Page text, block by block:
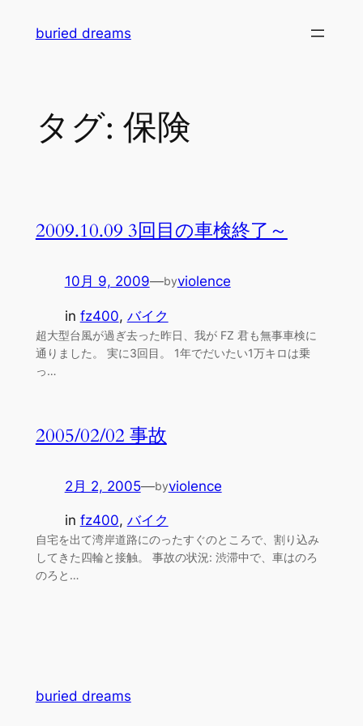
buried dreams
タグ: 保険
2009.10.09 3回目の車検終了～
10月 9, 2009—byviolence
in fz400, バイク
超大型台風が過ぎ去った昨日、我が FZ 君も無事車検に
通りました。 実に3回目。 1年でだいたい1万キロは乗
っ…
2005/02/02 事故
2月 2, 2005—byviolence
in fz400, バイク
自宅を出て湾岸道路にのったすぐのところで、割り込み
してきた四輪と接触。 事故の状況: 渋滞中で、車はのろ
のろと…
buried dreams